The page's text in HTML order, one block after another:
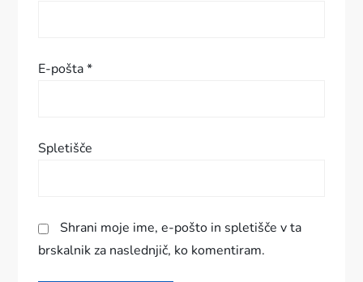
a
E-pošta*
Spletišče
Shrani moje ime, e-pošto in spletišče v ta
brskalnik za naslednjič, ko komentiram.